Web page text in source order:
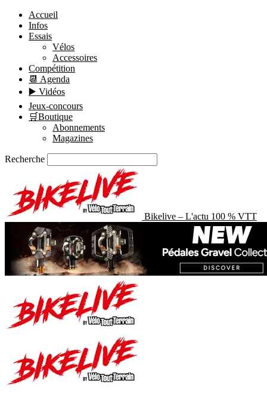
Accueil
Infos
Essais
Vélos
Accessoires
Compétition
📆 Agenda
▶️ Vidéos
Jeux-concours
🛒Boutique
Abonnements
Magazines
Recherche
Bikelive – L'actu 100 % VTT